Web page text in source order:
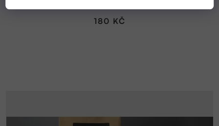
180 KČ